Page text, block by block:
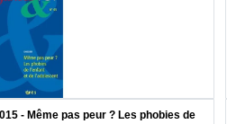
- Même pas peur ? Les phobies de